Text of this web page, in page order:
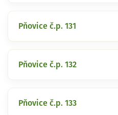
Pňovice č.p. 131
Pňovice č.p. 132
Pňovice č.p. 133